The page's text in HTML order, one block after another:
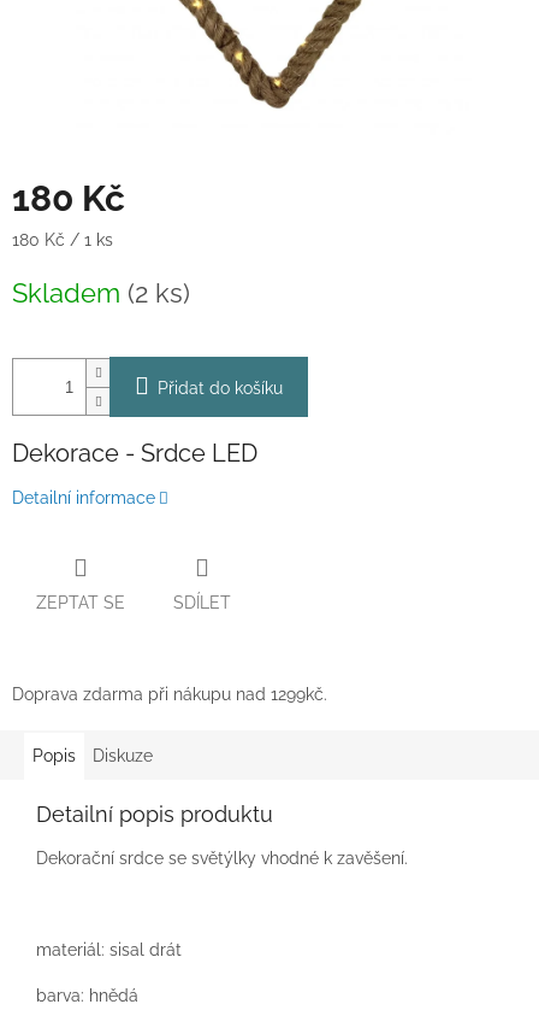
180 Kč
Měrná
180 Kč / 1 ks
Skladem (2 ks)
Přidat do košíku
Dekorace - Srdce LED
Detailní informace
ZEPTAT SE SDÍLET
Doprava zdarma při nákupu nad 1299kč.
Popis Diskuze
Detailní popis produktu
Dekorační srdce se světýlky vhodné k zavěšení.
materiál: sisal drát
barva: hnědá